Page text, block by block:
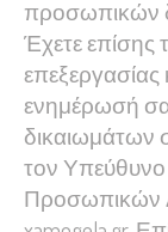
προσωπικών
Έχετε επίσης
επεξεργασίας
ενημέρωσή
δικαιωμάτων
τον
Προσωπικών